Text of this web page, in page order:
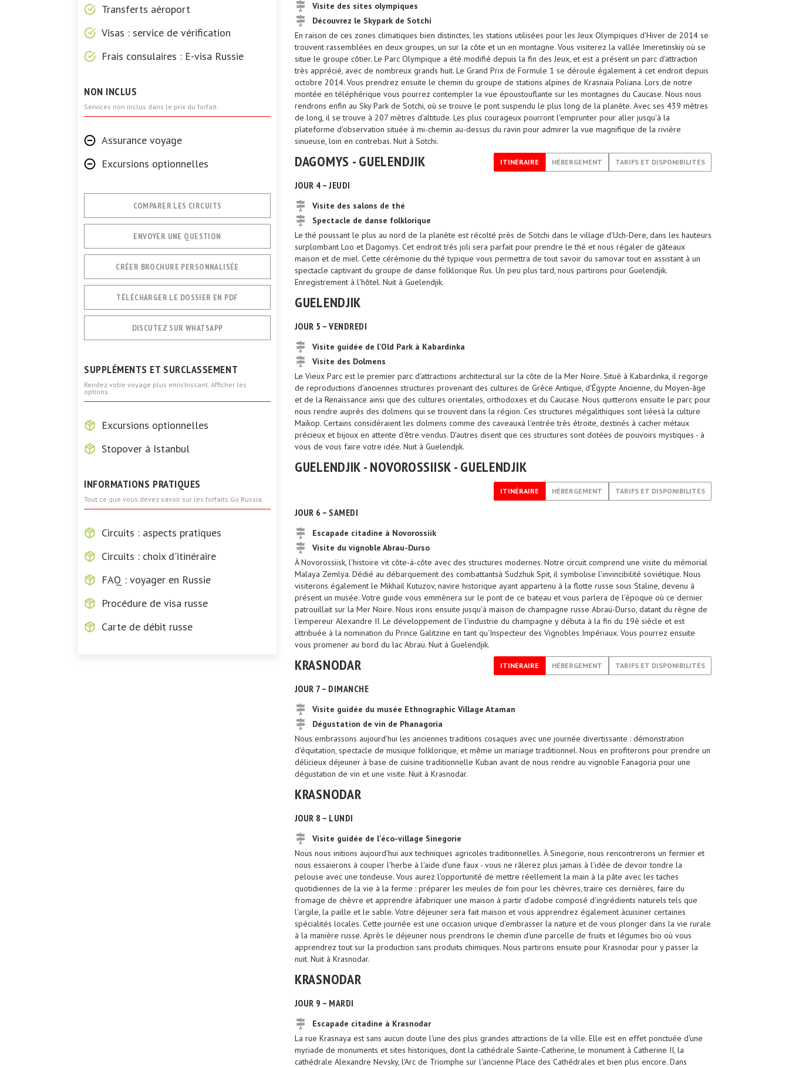
Transferts aéroport
Visas : service de vérification
Frais consulaires : E-visa Russie
NON INCLUS
Services non inclus dans le prix du forfait.
Assurance voyage
Excursions optionnelles
COMPARER LES CIRCUITS
ENVOYER UNE QUESTION
CRÉER BROCHURE PERSONNALISÉE
TÉLÉCHARGER LE DOSSIER EN PDF
DISCUTEZ SUR WHATSAPP
SUPPLÉMENTS ET SURCLASSEMENT
Rendez votre voyage plus enrichissant. Afficher les
options.
Excursions optionnelles
Stopover à Istanbul
INFORMATIONS PRATIQUES
Tout ce que vous devez savoir sur les forfaits Go Russia.
Circuits : aspects pratiques
Circuits : choix d'itinéraire
FAQ : voyager en Russie
Procédure de visa russe
Carte de débit russe
Visite des sites olympiques
Découvrez le Skypark de Sotchi
En raison de ces zones climatiques bien distinctes, les stations utilisées pour les Jeux Olympiques d'Hiver de 2014 se
trouvent rassemblées en deux groupes, un sur la côte et un en montagne. Vous visiterez la vallée Imeretinskiy où se
situe le groupe côtier. Le Parc Olympique a été modifié depuis la fin des Jeux, et est a présent un parc d'attraction
très apprécié, avec de nombreux grands huit. Le Grand Prix de Formule 1 se déroule également à cet endroit depuis
octobre 2014. Vous prendrez ensuite le chemin du groupe de stations alpines de Krasnaïa Poliana. Lors de notre
montée en téléphérique vous pourrez contempler la vue époustouflante sur les montagnes du Caucase. Nous nous
rendrons enfin au Sky Park de Sotchi, où se trouve le pont suspendu le plus long de la planète. Avec ses 439 mètres
de long, il se trouve à 207 mètres d'altitude. Les plus courageux pourront l'emprunter pour aller jusqu'à la
plateforme d'observation située à mi-chemin au-dessus du ravin pour admirer la vue magnifique de la rivière
sinueuse, loin en contrebas. Nuit à Sotchi.
DAGOMYS - GUELENDJIK ITINÉRAIRE HÉBERGEMENT TARIFS ET DISPONIBILITÉS
JOUR 4 – JEUDI
Visite des salons de thé
Spectacle de danse folklorique
Le thé poussant le plus au nord de la planète est récolté près de Sotchi dans le village d'Uch-Dere, dans les hauteurs
surplombant Loo et Dagomys. Cet endroit très joli sera parfait pour prendre le thé et nous régaler de gâteaux
maison et de miel. Cette cérémonie du thé typique vous permettra de tout savoir du samovar tout en assistant à un
spectacle captivant du groupe de danse folklorique Rus. Un peu plus tard, nous partirons pour Guelendjik.
Enregistrement à l'hôtel. Nuit à Guelendjik.
GUELENDJIK
JOUR 5 – VENDREDI
Visite guidée de l'Old Park à Kabardinka
Visite des Dolmens
Le Vieux Parc est le premier parc d'attractions architectural sur la côte de la Mer Noire. Situé à Kabardinka, il regorge
de reproductions d'anciennes structures provenant des cultures de Grèce Antique, d'Égypte Ancienne, du Moyen-âge
et de la Renaissance ainsi que des cultures orientales, orthodoxes et du Caucase. Nous quitterons ensuite le parc pour
nous rendre auprès des dolmens qui se trouvent dans la région. Ces structures mégalithiques sont liéesà la culture
Maïkop. Certains considéraient les dolmens comme des caveauxà l'entrée très étroite, destinés à cacher métaux
précieux et bijoux en attente d'être vendus. D'autres disent que ces structures sont dotées de pouvoirs mystiques - à
vous de vous faire votre idée. Nuit à Guelendjik.
GUELENDJIK - NOVOROSSIISK - GUELENDJIK
ITINÉRAIRE HÉBERGEMENT TARIFS ET DISPONIBILITÉS
JOUR 6 – SAMEDI
Escapade citadine à Novorossiik
Visite du vignoble Abrau-Durso
À Novorossiisk, l'histoire vit côte-à-côte avec des structures modernes. Notre circuit comprend une visite du mémorial
Malaya Zemlya. Dédié au débarquement des combattantsà Sudzhuk Spit, il symbolise l'invincibilité soviétique. Nous
visiterons également le Mikhail Kutuzov, navire historique ayant appartenu à la flotte russe sous Staline, devenu à
présent un musée. Votre guide vous emmènera sur le pont de ce bateau et vous parlera de l'époque où ce dernier
patrouillait sur la Mer Noire. Nous irons ensuite jusqu'à maison de champagne russe Abraü-Durso, datant du règne de
l'empereur Alexandre II. Le développement de l'industrie du champagne y débuta à la fin du 19è siècle et est
attribuée à la nomination du Prince Galitzine en tant qu'Inspecteur des Vignobles Impériaux. Vous pourrez ensuite
vous promener au bord du lac Abraü. Nuit à Guelendjik.
KRASNODAR ITINÉRAIRE HÉBERGEMENT TARIFS ET DISPONIBILITÉS
JOUR 7 – DIMANCHE
Visite guidée du musée Ethnographic Village Ataman
Dégustation de vin de Phanagoria
Nous embrassons aujourd'hui les anciennes traditions cosaques avec une journée divertissante : démonstration
d'équitation, spectacle de musique folklorique, et même un mariage traditionnel. Nous en profiterons pour prendre un
délicieux déjeuner à base de cuisine traditionnelle Kuban avant de nous rendre au vignoble Fanagoria pour une
dégustation de vin et une visite. Nuit à Krasnodar.
KRASNODAR
JOUR 8 – LUNDI
Visite guidée de l'éco-village Sinegorie
Nous nous initions aujourd'hui aux techniques agricoles traditionnelles. À Sinegorie, nous rencontrerons un fermier et
nous essaierons à couper l'herbe à l'aide d'une faux - vous ne râlerez plus jamais à l'idée de devoir tondre la
pelouse avec une tondeuse. Vous aurez l'opportunité de mettre réellement la main à la pâte avec les taches
quotidiennes de la vie à la ferme : préparer les meules de foin pour les chèvres, traire ces dernières, faire du
fromage de chèvre et apprendre àfabriquer une maison à partir d'adobe composé d'ingrédients naturels tels que
l'argile, la paille et le sable. Votre déjeuner sera fait maison et vous apprendrez également àcuisiner certaines
spécialités locales. Cette journée est une occasion unique d'embrasser la nature et de vous plonger dans la vie rurale
à la manière russe. Après le déjeuner nous prendrons le chemin d'une parcelle de fruits et légumes bio où vous
apprendrez tout sur la production sans produits chimiques. Nous partirons ensuite pour Krasnodar pour y passer la
nuit. Nuit à Krasnodar.
KRASNODAR
JOUR 9 – MARDI
Escapade citadine à Krasnodar
La rue Krasnaya est sans aucun doute l'une des plus grandes attractions de la ville. Elle est en effet ponctuée d'une
myriade de monuments et sites historiques, dont la cathédrale Sainte-Catherine, le monument à Catherine II, la
cathédrale Alexandre Nevsky, l'Arc de Triomphe sur l'ancienne Place des Cathédrales et bien plus encore. Dans